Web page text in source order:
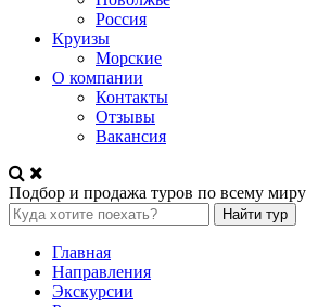
Россия
Круизы
Морские
О компании
Контакты
Отзывы
Вакансия
Подбор и продажа туров по всему миру
Найти тур
Главная
Направления
Экскурсии